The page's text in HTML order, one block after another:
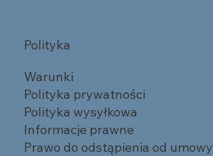
Polityka
Warunki
Polityka prywatności
Polityka wysyłkowa
Informacje prawne
Prawo do odstąpienia od umowy